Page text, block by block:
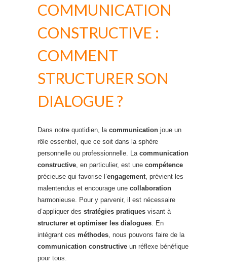
COMMUNICATION
CONSTRUCTIVE :
COMMENT
STRUCTURER SON
DIALOGUE ?
Dans notre quotidien, la communication joue un
rôle essentiel, que ce soit dans la sphère
personnelle ou professionnelle. La communication
constructive, en particulier, est une compétence
précieuse qui favorise l’engagement, prévient les
malentendus et encourage une collaboration
harmonieuse. Pour y parvenir, il est nécessaire
d’appliquer des stratégies pratiques visant à
structurer et optimiser les dialogues. En
intégrant ces méthodes, nous pouvons faire de la
communication constructive un réflexe bénéfique
pour tous.